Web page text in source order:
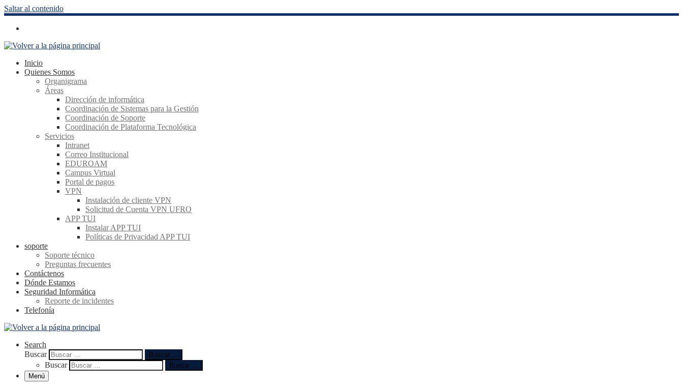
Saltar al contenido
Inicio
Quienes Somos
Organigrama
Áreas
Dirección de informática
Coordinación de Sistemas para la Gestión
Coordinación de Soporte
Coordinación de Plataforma Tecnológica
Servicios
Intranet
Correo Institucional
EDUROAM
Campus Virtual
Portal de pagos
VPN
Instalación de cliente VPN
Solicitud de Cuenta VPN UFRO
APP TUI
Instalar APP TUI
Políticas de Privacidad APP TUI
soporte
Soporte técnico
Preguntas frecuentes
Contáctenos
Dónde Estamos
Seguridad Informática
Reporte de incidentes
Telefonía
Search
Buscar
Buscar …
Buscar
Buscar …
Menú